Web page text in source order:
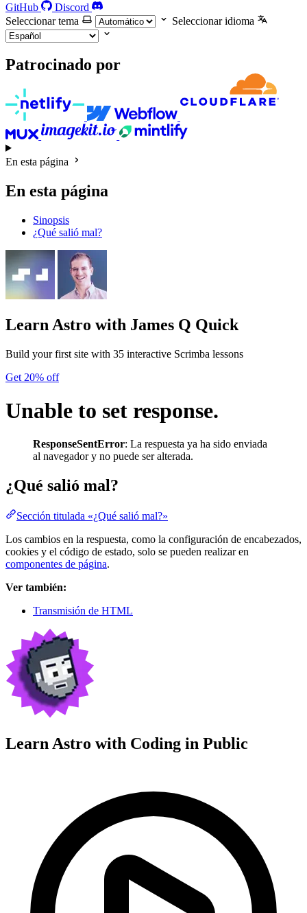
GitHub
Discord
Seleccionar tema
Seleccionar idioma
Patrocinado por
En esta página
En esta página
Sinopsis
¿Qué salió mal?
Learn Astro with James Q Quick
Build your first site with 35 interactive Scrimba lessons
Get 20% off
Unable to set response.
ResponseSentError: La respuesta ya ha sido enviada
al navegador y no puede ser alterada.
¿Qué salió mal?
Sección titulada «¿Qué salió mal?»
Los cambios en la respuesta, como la configuración de encabezados,
cookies y el código de estado, solo se pueden realizar en
componentes de página.
Ver también:
Transmisión de HTML
Learn Astro with Coding in Public